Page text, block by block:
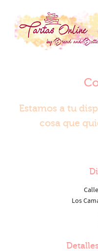
Estamos a tu
cosa que
Los